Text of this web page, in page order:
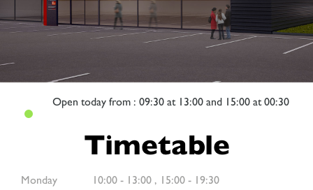
Open today from : 09:30 at 13:00 and 15:00 at 00:30
Timetable
Monday 10:00 - 13:00 , 15:00 - 19:30